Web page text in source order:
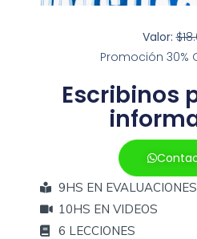
Valor:
Promoción 30%
Escribinos
9HS EN EVALUACIONES
10HS EN VIDEOS
6 LECCIONES